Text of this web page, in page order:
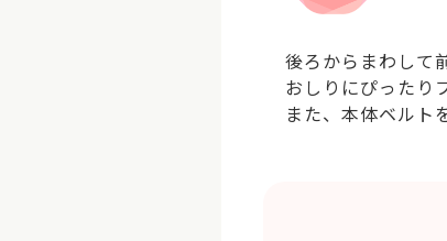
後ろからまわして
おしりにぴったり
また、本体ベルト